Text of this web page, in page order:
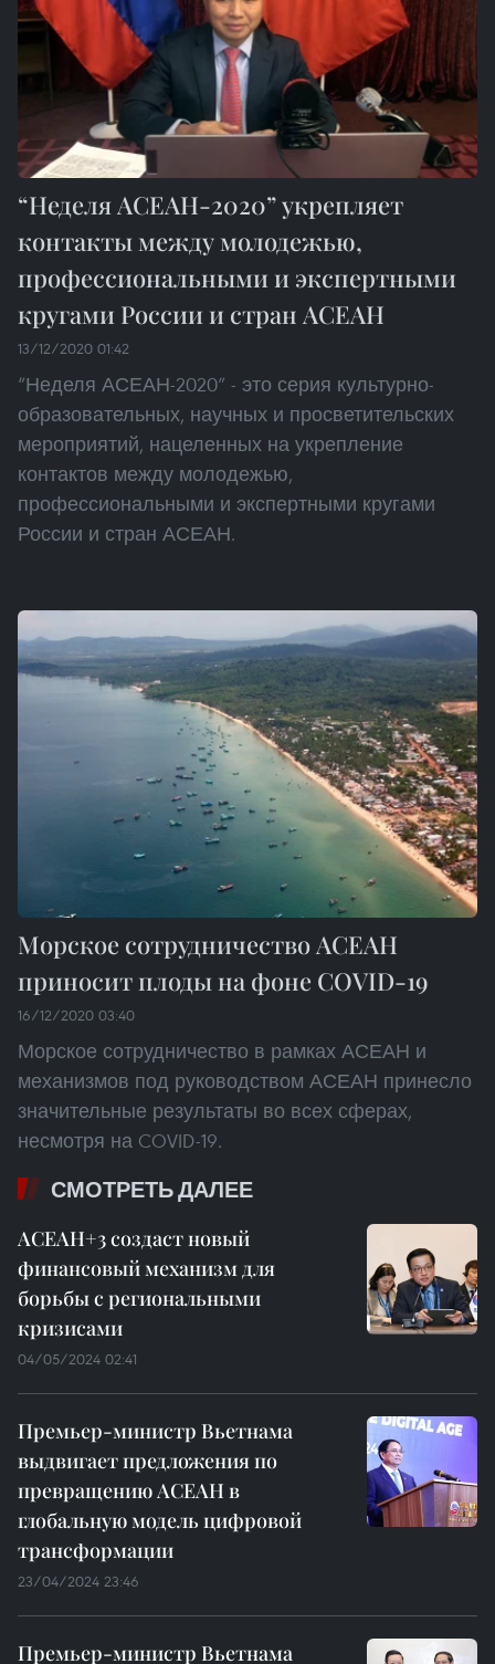
“Неделя АСЕАН-2020” укрепляет
контакты между молодежью,
профессиональными и экспертными
кругами России и стран АСЕАН
13/12/2020 01:42
“Неделя АСЕАН-2020” - это серия культурно-
образовательных, научных и просветительских
мероприятий, нацеленных на укрепление
контактов между молодежью,
профессиональными и экспертными кругами
России и стран АСЕАН.
Морское сотрудничество АСЕАН
приносит плоды на фоне COVID-19
16/12/2020 03:40
Морское сотрудничество в рамках АСЕАН и
механизмов под руководством АСЕАН принесло
значительные результаты во всех сферах,
несмотря на COVID-19.
СМОТРЕТЬ ДАЛЕЕ
АСЕАН+3 создаст новый
финансовый механизм для
борьбы с региональными
кризисами
04/05/2024 02:41
Премьер-министр Вьетнама
выдвигает предложения по
превращению АСЕАН в
глобальную модель цифровой
трансформации
23/04/2024 23:46
Премьер-министр Вьетнама